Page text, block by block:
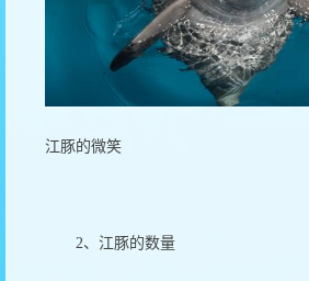
江豚的微笑
2、江豚的数量